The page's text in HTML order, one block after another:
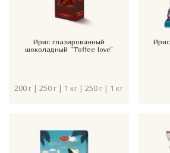
Ирис глазированный
шоколадный "Toffee love"
200 г | 250 г | 1 кг | 250 г | 1 кг